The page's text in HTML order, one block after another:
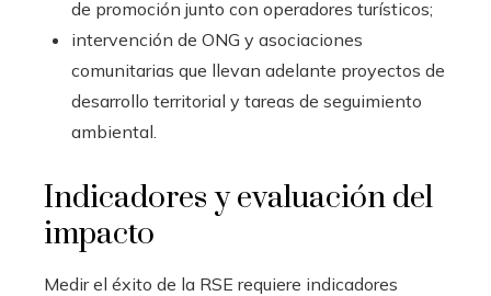
de promoción junto con operadores turísticos;
intervención de ONG y asociaciones
comunitarias que llevan adelante proyectos de
desarrollo territorial y tareas de seguimiento
ambiental.
Indicadores y evaluación del
impacto
Medir el éxito de la RSE requiere indicadores